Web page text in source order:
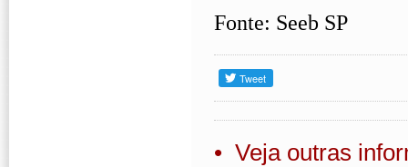
Fonte: Seeb SP
• Veja outras